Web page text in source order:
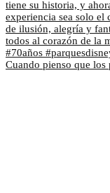
Cuando pienso que los